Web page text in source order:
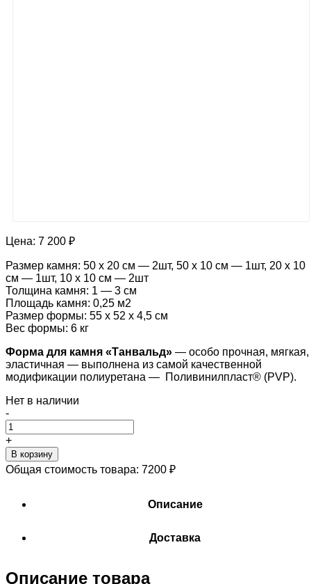
Цена: 7 200 ₽
Размер камня: 50 х 20 см — 2шт, 50 х 10 см — 1шт, 20 х 10
см — 1шт, 10 х 10 см — 2шт
Толщина камня: 1 — 3 см
Площадь камня: 0,25 м2
Размер формы: 55 х 52 х 4,5 см
Вес формы: 6 кг
Форма для камня «Танвальд» — особо прочная, мягкая,
эластичная — выполнена из самой качественной
модификации полиуретана — Поливинилпласт® (PVP).
Нет в наличии
-
+
В корзину
Общая стоимость товара: 7200 ₽
Описание
Доставка
Описание товара